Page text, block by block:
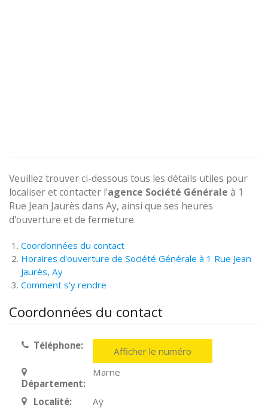
Veuillez trouver ci-dessous tous les détails utiles pour
localiser et contacter l'agence Société Générale à 1
Rue Jean Jaurès dans Ay, ainsi que ses heures
d'ouverture et de fermeture.
Coordonnées du contact
Horaires d'ouverture de Société Générale à 1 Rue Jean
Jaurès, Ay
Comment s'y rendre
Coordonnées du contact
Téléphone: Afficher le numéro
Département:
Marne
Localité:
Aÿ